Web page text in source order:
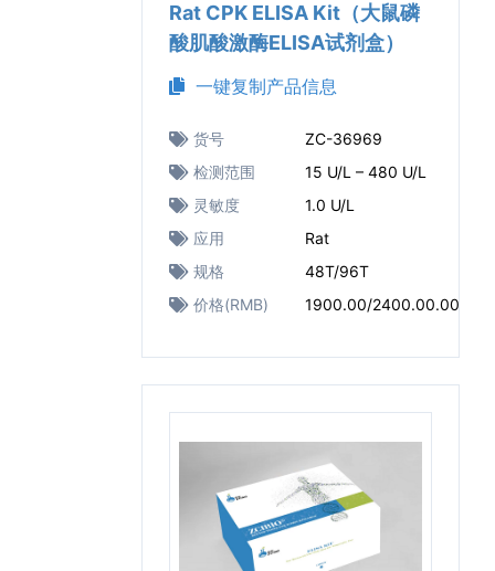
Rat CPK ELISA Kit（大鼠磷
酸肌酸激酶ELISA试剂盒）
一键复制产品信息
货号
ZC-36969
检测范围
15 U/L – 480 U/L
灵敏度
1.0 U/L
应用
Rat
规格
48T/96T
价格(RMB)
1900.00/2400.00.00